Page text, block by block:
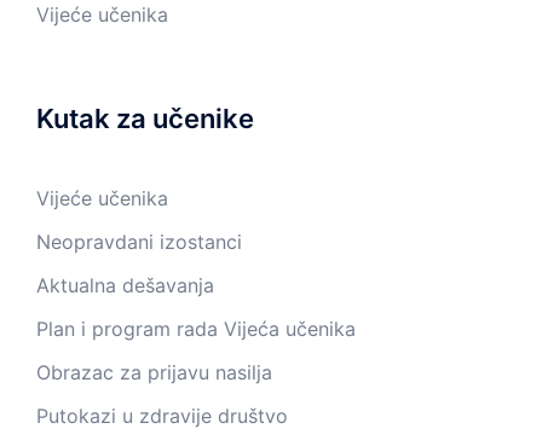
Vijeće učenika
Kutak za učenike
Vijeće učenika
Neopravdani izostanci
Aktualna dešavanja
Plan i program rada Vijeća učenika
Obrazac za prijavu nasilja
Putokazi u zdravije društvo